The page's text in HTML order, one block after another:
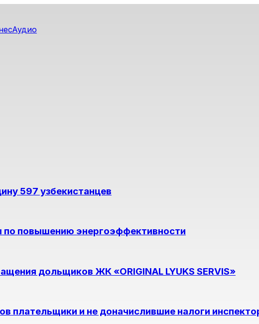
Аудио
597 узбекистанцев
по повышению энергоэффективности
дольщиков ЖК «ORIGINAL LYUKS SERVIS»
плательщики и не доначислившие налоги